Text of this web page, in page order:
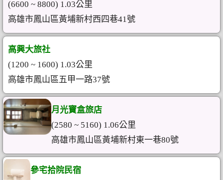
(6600 ~ 8800) 1.03公里
高雄市鳳山區黃埔新村西四巷41號
高興大旅社
(1200 ~ 1600) 1.03公里
高雄市鳳山區五甲一路37號
月光寶盒旅店
(2580 ~ 5160) 1.06公里
高雄市鳳山區黃埔新村東一巷80號
參宅拾院民宿